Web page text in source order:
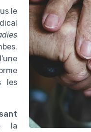
le
.
les
la